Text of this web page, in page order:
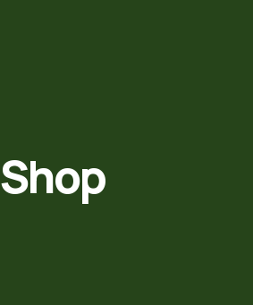
Shop